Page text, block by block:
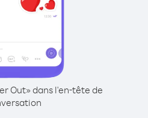
Out» dans l'en-tête de